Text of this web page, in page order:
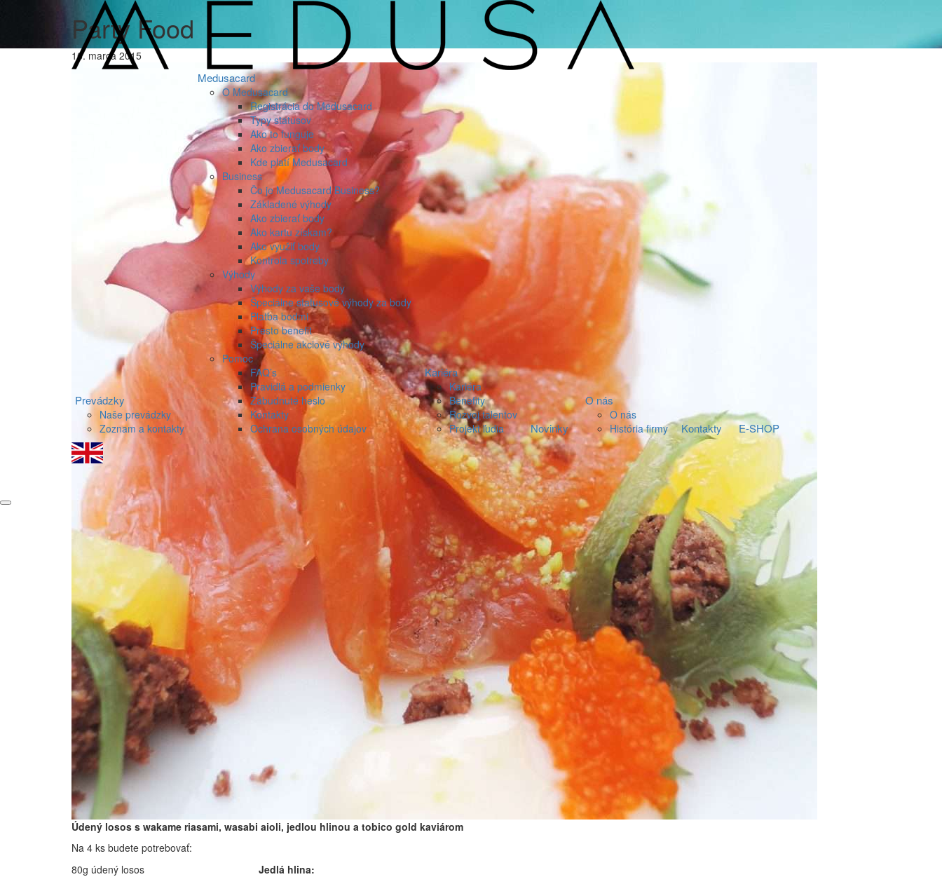
Prevádzky
Naše prevádzky
Zoznam a kontakty
Medusacard
O Medusacard
Registrácia do Medusacard
Typy statusov
Ako to funguje
Ako zbierať body
Kde platí Medusacard
Business
Čo je Medusacard Business?
Základené výhody
Ako zbierať body
Ako kartu získam?
Ako využiť body
Kontrola spotreby
Výhody
Výhody za vaše body
Špeciálne statusové výhody za body
Platba bodmi
Presto benefit
Špeciálne akciové výhody
Pomoc
FAQ’s
Pravidlá a podmienky
Zabudnuté heslo
Kontakty
Ochrana osobných údajov
Kariéra
Kariéra
Benefity
Rozvoj talentov
Projekt ľudia
Novinky
O nás
O nás
História firmy
Kontakty E-SHOP
Party Food
16. marca 2015
Údený losos s wakame riasami, wasabi aioli, jedlou hlinou a tobico gold kaviárom
Na 4 ks budete potrebovať:
80g údený losos
Jedlá hlina: